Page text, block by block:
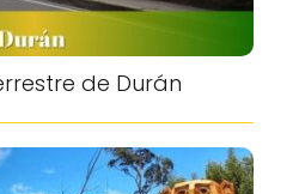
de Durán